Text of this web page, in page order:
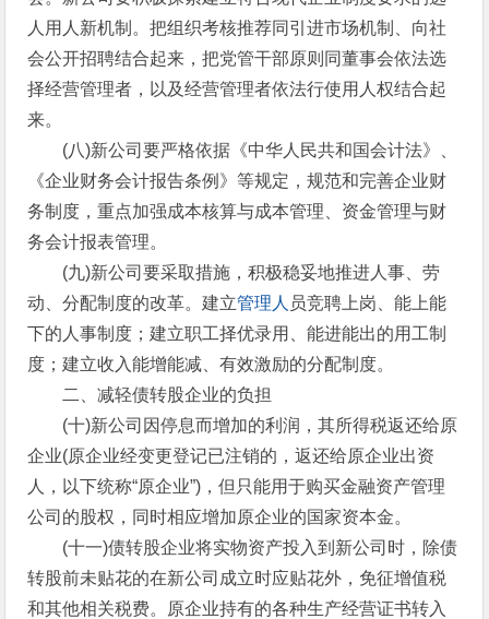
人用人新机制。把组织考核推荐同引进市场机制、向社
会公开招聘结合起来，把党管干部原则同董事会依法选
择经营管理者，以及经营管理者依法行使用人权结合起
来。
(八)新公司要严格依据《中华人民共和国会计法》、
《企业财务会计报告条例》等规定，规范和完善企业财
务制度，重点加强成本核算与成本管理、资金管理与财
务会计报表管理。
(九)新公司要采取措施，积极稳妥地推进人事、劳
动、分配制度的改革。建立管理人 员竞聘上岗、能上能
下的人事制度；建立职工择优录用、能进能出的用工制
度；建立收入能增能减、有效激励的分配制度。
二、减轻债转股企业的负担
(十)新公司因停息而增加的利润，其所得税返还给原
企业(原企业经变更登记已注销的，返还给原企业出资
人，以下统称“原企业”)，但只能用于购买金融资产管理
公司的股权，同时相应增加原企业的国家资本金。
(十一)债转股企业将实物资产投入到新公司时，除债
转股前未贴花的在新公司成立时应贴花外，免征增值税
和其他相关税费。原企业持有的各种生产经营证书转入